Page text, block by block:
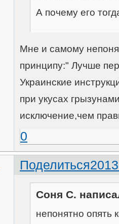
А почему его
Мне и самому
принципу:" Лучше
Украинские
при укусах
исключение,чем
0
Поделиться
Соня С.
непонятно опять